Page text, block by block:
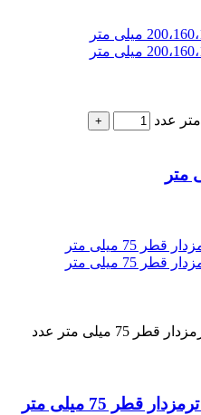
میلی متر عدد
75 میلی متر